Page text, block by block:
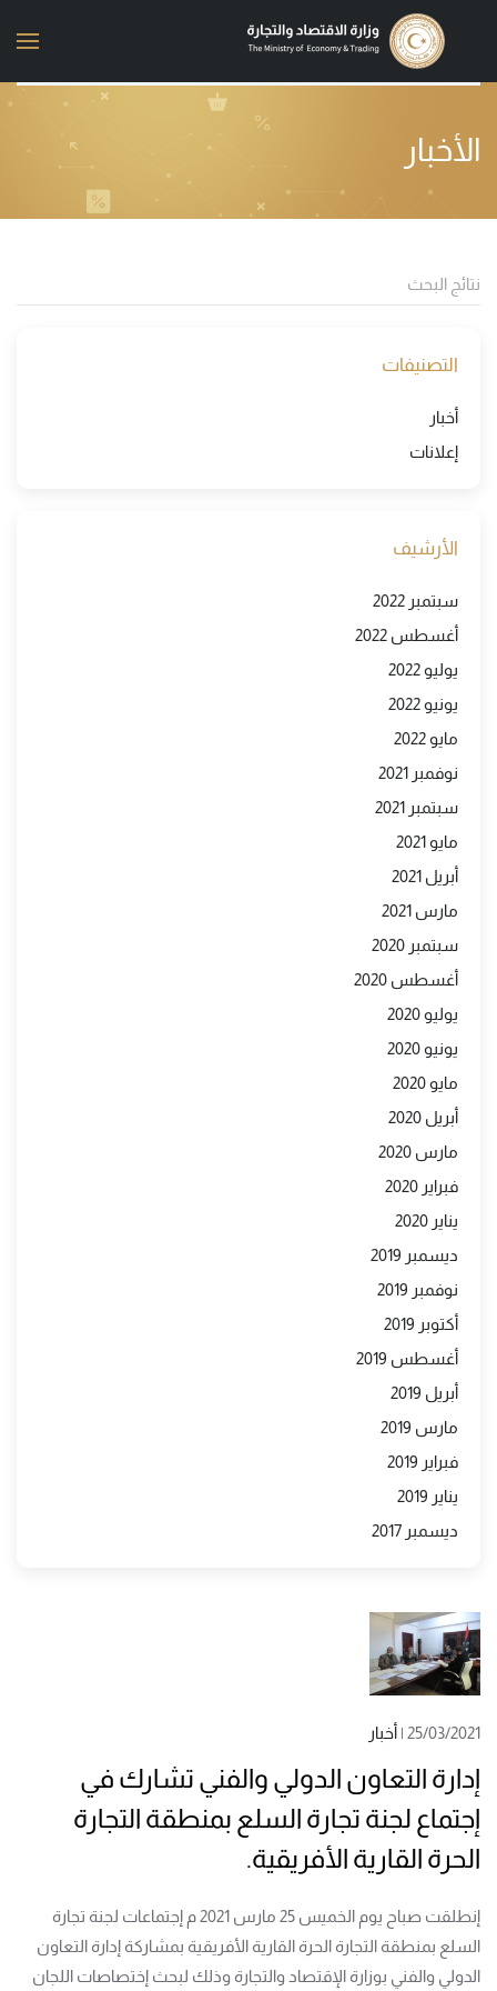
Skip to main content
الأخبار
التصنيفات
أخبار
إعلانات
الأرشيف
سبتمبر 2022
أغسطس 2022
يوليو 2022
يونيو 2022
مايو 2022
نوفمبر 2021
سبتمبر 2021
مايو 2021
أبريل 2021
مارس 2021
سبتمبر 2020
أغسطس 2020
يوليو 2020
يونيو 2020
مايو 2020
أبريل 2020
مارس 2020
فبراير 2020
يناير 2020
ديسمبر 2019
نوفمبر 2019
أكتوبر 2019
أغسطس 2019
أبريل 2019
مارس 2019
فبراير 2019
يناير 2019
ديسمبر 2017
25/03/2021
| أخبار
إدارة التعاون الدولي والفني تشارك في
إجتماع لجنة تجارة السلع بمنطقة التجارة
الحرة القارية الأفريقية.
إنطلقت صباح يوم الخميس 25 مارس 2021 م إجتماعات لجنة تجارة
السلع بمنطقة التجارة الحرة القارية الأفريقية بمشاركة إدارة التعاون
الدولي والفني بوزارة الإقتصاد والتجارة وذلك لبحث إختصاصات اللجان